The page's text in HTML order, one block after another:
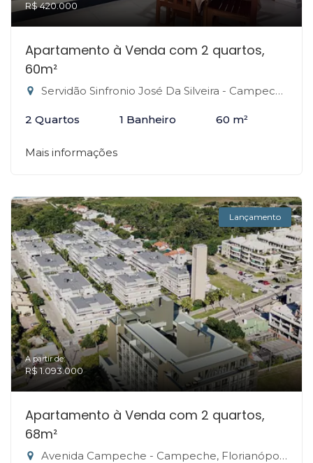
R$ 420.000
Apartamento à Venda com 2 quartos,
60m²
Servidão Sinfronio José Da Silveira - Campeche, Florianópolis-SC
2 Quartos 1 Banheiro 60 m²
Mais informações
Lançamento
A partir de:
R$ 1.093.000
Apartamento à Venda com 2 quartos,
68m²
Avenida Campeche - Campeche, Florianópolis-SC